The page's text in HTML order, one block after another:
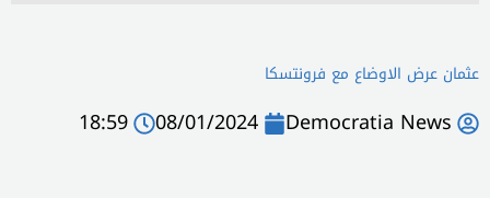
عثمان عرض الاوضاع مع فرونتسكا
Democratia News
08/01/2024
18:59